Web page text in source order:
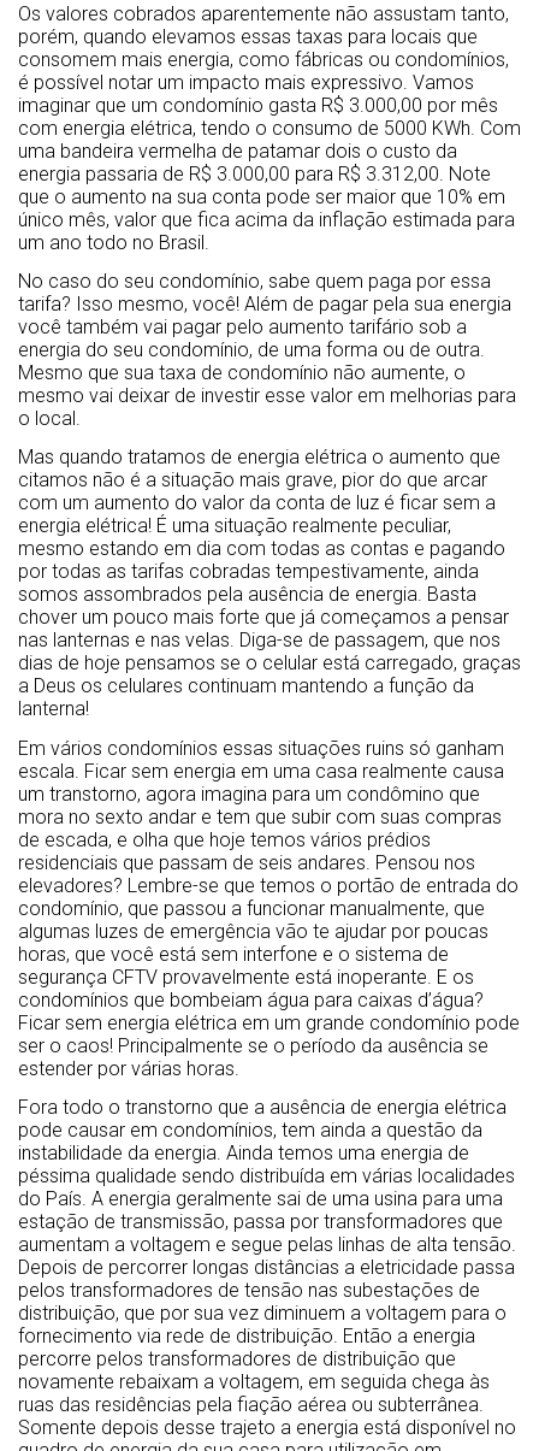
Os valores cobrados aparentemente não assustam tanto,
porém, quando elevamos essas taxas para locais que
consomem mais energia, como fábricas ou condomínios,
é possível notar um impacto mais expressivo. Vamos
imaginar que um condomínio gasta R$ 3.000,00 por mês
com energia elétrica, tendo o consumo de 5000 KWh. Com
uma bandeira vermelha de patamar dois o custo da
energia passaria de R$ 3.000,00 para R$ 3.312,00. Note
que o aumento na sua conta pode ser maior que 10% em
único mês, valor que fica acima da inflação estimada para
um ano todo no Brasil.
No caso do seu condomínio, sabe quem paga por essa
tarifa? Isso mesmo, você! Além de pagar pela sua energia
você também vai pagar pelo aumento tarifário sob a
energia do seu condomínio, de uma forma ou de outra.
Mesmo que sua taxa de condomínio não aumente, o
mesmo vai deixar de investir esse valor em melhorias para
o local.
Mas quando tratamos de energia elétrica o aumento que
citamos não é a situação mais grave, pior do que arcar
com um aumento do valor da conta de luz é ficar sem a
energia elétrica! É uma situação realmente peculiar,
mesmo estando em dia com todas as contas e pagando
por todas as tarifas cobradas tempestivamente, ainda
somos assombrados pela ausência de energia. Basta
chover um pouco mais forte que já começamos a pensar
nas lanternas e nas velas. Diga-se de passagem, que nos
dias de hoje pensamos se o celular está carregado, graças
a Deus os celulares continuam mantendo a função da
lanterna!
Em vários condomínios essas situações ruins só ganham
escala. Ficar sem energia em uma casa realmente causa
um transtorno, agora imagina para um condômino que
mora no sexto andar e tem que subir com suas compras
de escada, e olha que hoje temos vários prédios
residenciais que passam de seis andares. Pensou nos
elevadores? Lembre-se que temos o portão de entrada do
condomínio, que passou a funcionar manualmente, que
algumas luzes de emergência vão te ajudar por poucas
horas, que você está sem interfone e o sistema de
segurança CFTV provavelmente está inoperante. E os
condomínios que bombeiam água para caixas d’água?
Ficar sem energia elétrica em um grande condomínio pode
ser o caos! Principalmente se o período da ausência se
estender por várias horas.
Fora todo o transtorno que a ausência de energia elétrica
pode causar em condomínios, tem ainda a questão da
instabilidade da energia. Ainda temos uma energia de
péssima qualidade sendo distribuída em várias localidades
do País. A energia geralmente sai de uma usina para uma
estação de transmissão, passa por transformadores que
aumentam a voltagem e segue pelas linhas de alta tensão.
Depois de percorrer longas distâncias a eletricidade passa
pelos transformadores de tensão nas subestações de
distribuição, que por sua vez diminuem a voltagem para o
fornecimento via rede de distribuição. Então a energia
percorre pelos transformadores de distribuição que
novamente rebaixam a voltagem, em seguida chega às
ruas das residências pela fiação aérea ou subterrânea.
Somente depois desse trajeto a energia está disponível no